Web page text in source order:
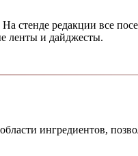
редакции все
ленты и дайджесты.
ингредиентов,